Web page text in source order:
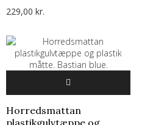
229,00 kr.
Horredsmattan
plastikgulvtæppe og